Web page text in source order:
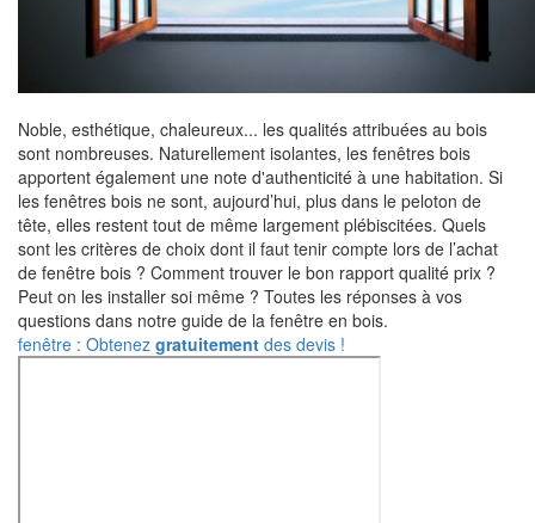
Noble, esthétique, chaleureux... les qualités attribuées au bois
sont nombreuses. Naturellement isolantes, les fenêtres bois
apportent également une note d'authenticité à une habitation. Si
les fenêtres bois ne sont, aujourd’hui, plus dans le peloton de
tête, elles restent tout de même largement plébiscitées. Quels
sont les critères de choix dont il faut tenir compte lors de l’achat
de fenêtre bois ? Comment trouver le bon rapport qualité prix ?
Peut on les installer soi même ? Toutes les réponses à vos
questions dans notre guide de la fenêtre en bois.
fenêtre : Obtenez gratuitement des devis !